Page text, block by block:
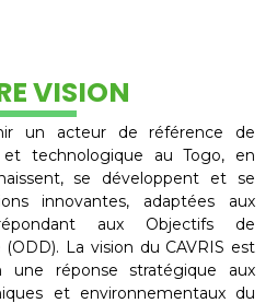
VISION
un acteur de référence de
et technologique au Togo, en
se développent et se
innovantes, adaptées aux
aux Objectifs de
La vision du CAVRIS est
une réponse stratégique aux
et environnementaux du